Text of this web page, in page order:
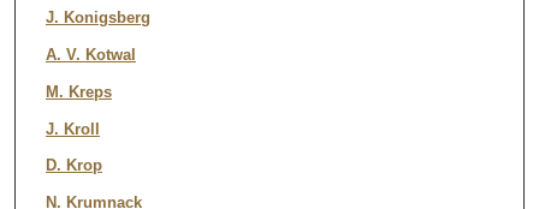
J. Konigsberg
A. V. Kotwal
M. Kreps
J. Kroll
D. Krop
N. Krumnack